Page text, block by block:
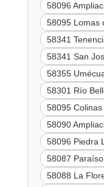
58096
58095 Lomas
58341
58341 San
58355
58301 Río
58095
58090
58096 Piedra
58087
58088 La